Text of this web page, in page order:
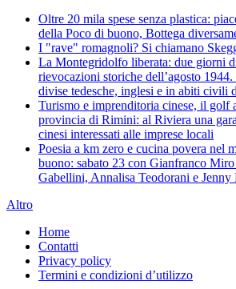
Oltre 20 mila spese senza plastica:
della Poco di buono, Bottega
I "rave" romagnoli? Si chiamano
La Montegridolfo liberata: due giorni
rievocazioni storiche dell’agosto
divise tedesche, inglesi e in abiti civili
Turismo e imprenditoria cinese, il golf
provincia di Rimini: al Riviera una
cinesi interessati alle imprese locali
Poesia a km zero e cucina povera nel
buono: sabato 23 con Gianfranco
Gabellini, Annalisa Teodorani e Jenny
Altro
Home
Contatti
Privacy policy
Termini e condizioni d’utilizzo